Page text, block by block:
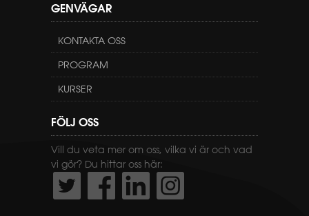
GENVÄGAR
KONTAKTA OSS
PROGRAM
KURSER
FÖLJ OSS
Vill du veta mer om oss, vilka vi är och vad
vi gör? Du hittar oss här: